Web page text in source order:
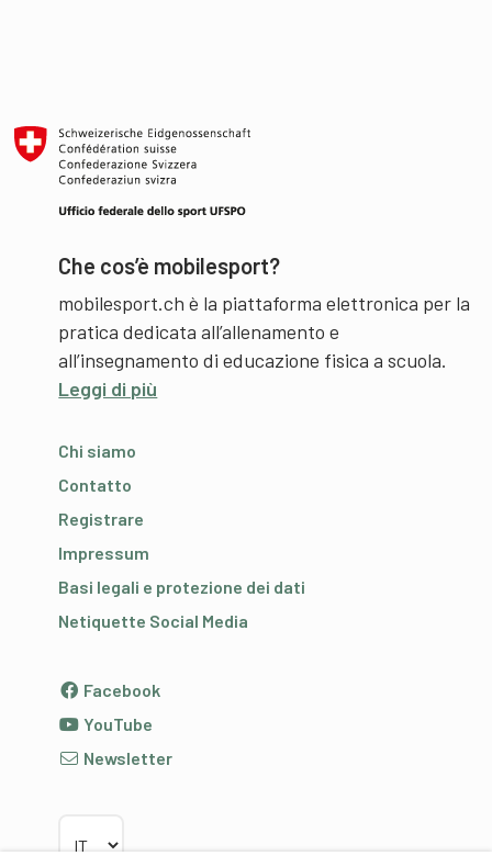
Che cos’è mobilesport?
mobilesport.ch è la piattaforma elettronica per la
pratica dedicata all’allenamento e
all’insegnamento di educazione fisica a scuola.
Leggi di più
Chi siamo
Contatto
Registrare
Impressum
Basi legali e protezione dei dati
Netiquette Social Media
Facebook
YouTube
Newsletter